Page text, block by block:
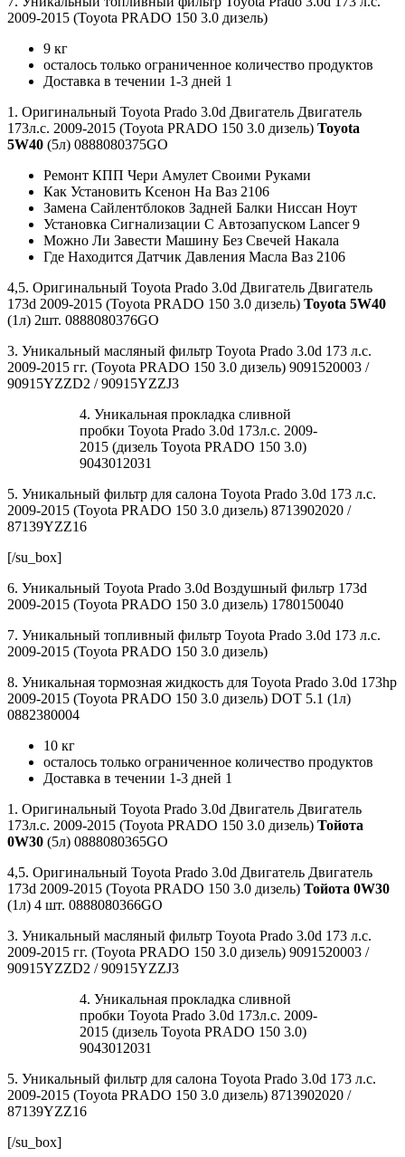
2009-2015 (Toyota PRADO 150 3.0 дизель)
9 кг
осталось только ограниченное количество продуктов
Доставка в течении 1-3 дней 1
1. Оригинальный Toyota Prado 3.0d Двигатель Двигатель
173л.с. 2009-2015 (Toyota PRADO 150 3.0 дизель) Toyota
5W40 (5л) 0888080375GO
Ремонт КПП Чери Амулет Своими Руками
Как Установить Ксенон На Ваз 2106
Замена Сайлентблоков Задней Балки Ниссан Ноут
Установка Сигнализации С Автозапуском Lancer 9
Можно Ли Завести Машину Без Свечей Накала
Где Находится Датчик Давления Масла Ваз 2106
4,5. Оригинальный Toyota Prado 3.0d Двигатель Двигатель
173d 2009-2015 (Toyota PRADO 150 3.0 дизель) Toyota 5W40
(1л) 2шт. 0888080376GO
3. Уникальный масляный фильтр Toyota Prado 3.0d 173 л.с.
2009-2015 гг. (Toyota PRADO 150 3.0 дизель) 9091520003 /
90915YZZD2 / 90915YZZJ3
4. Уникальная прокладка сливной
пробки Toyota Prado 3.0d 173л.с. 2009-
2015 (дизель Toyota PRADO 150 3.0)
9043012031
5. Уникальный фильтр для салона Toyota Prado 3.0d 173 л.с.
2009-2015 (Toyota PRADO 150 3.0 дизель) 8713902020 /
87139YZZ16
[/su_box]
6. Уникальный Toyota Prado 3.0d Воздушный фильтр 173d
2009-2015 (Toyota PRADO 150 3.0 дизель) 1780150040
7. Уникальный топливный фильтр Toyota Prado 3.0d 173 л.с.
2009-2015 (Toyota PRADO 150 3.0 дизель)
8. Уникальная тормозная жидкость для Toyota Prado 3.0d 173hp
2009-2015 (Toyota PRADO 150 3.0 дизель) DOT 5.1 (1л)
0882380004
10 кг
осталось только ограниченное количество продуктов
Доставка в течении 1-3 дней 1
1. Оригинальный Toyota Prado 3.0d Двигатель Двигатель
173л.с. 2009-2015 (Toyota PRADO 150 3.0 дизель) Тойота
0W30 (5л) 0888080365GO
4,5. Оригинальный Toyota Prado 3.0d Двигатель Двигатель
173d 2009-2015 (Toyota PRADO 150 3.0 дизель) Тойота 0W30
(1л) 4 шт. 0888080366GO
3. Уникальный масляный фильтр Toyota Prado 3.0d 173 л.с.
2009-2015 гг. (Toyota PRADO 150 3.0 дизель) 9091520003 /
90915YZZD2 / 90915YZZJ3
4. Уникальная прокладка сливной
пробки Toyota Prado 3.0d 173л.с. 2009-
2015 (дизель Toyota PRADO 150 3.0)
9043012031
5. Уникальный фильтр для салона Toyota Prado 3.0d 173 л.с.
2009-2015 (Toyota PRADO 150 3.0 дизель) 8713902020 /
87139YZZ16
[/su_box]